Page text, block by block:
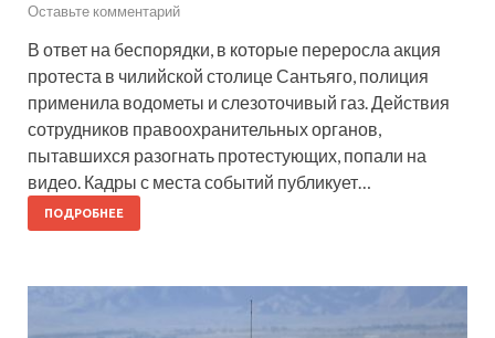
Оставьте комментарий
В ответ на беспорядки, в которые переросла акция
протеста в чилийской столице Сантьяго, полиция
применила водометы и слезоточивый газ. Действия
сотрудников правоохранительных органов,
пытавшихся разогнать протестующих, попали на
видео. Кадры с места событий публикует…
ПОДРОБНЕЕ